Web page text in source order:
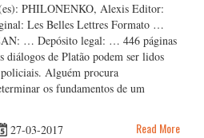
PHILONENKO, Alexis Editor:
Les Belles Lettres Formato …
… Depósito legal: … 446 páginas
diálogos de Platão podem ser lidos
Alguém procura
os fundamentos de um
27-03-2017 Read More